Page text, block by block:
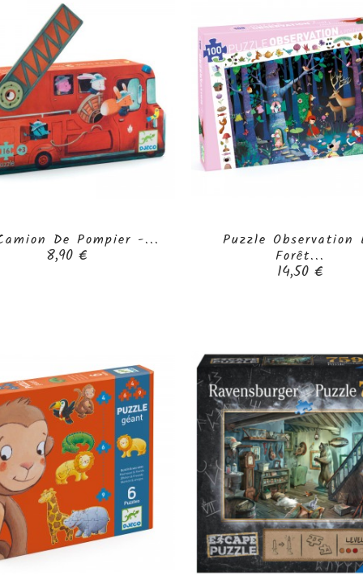
De Pompier -...
Prix
8,90 € 
Puzzle Observation
Forêt...
Prix
14,50 €
